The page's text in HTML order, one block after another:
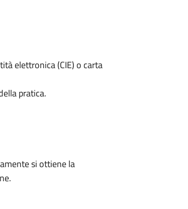
elettronica (CIE) o carta
pratica.
si ottiene la